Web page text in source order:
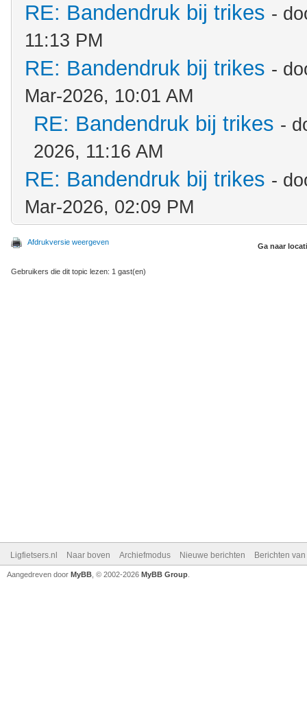
RE: Bandendruk bij trikes -
11:13 PM
RE: Bandendruk bij trikes -
Mar-2026, 10:01 AM
RE: Bandendruk bij trikes -
2026, 11:16 AM
RE: Bandendruk bij trikes -
Mar-2026, 02:09 PM
Afdrukversie weergeven Ga naar
Gebruikers die dit topic lezen: 1 gast(en)
Ligfietsers.nl Naar boven Archiefmodus Nieuwe berichten Berichten
Aangedreven door MyBB , © 2002-2026 MyBB Group